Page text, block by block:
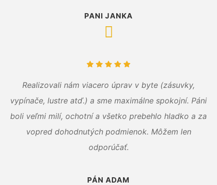
PANI JANKA
Realizovali nám viacero úprav v byte (zásuvky,
vypínače, lustre atď.) a sme maximálne spokojní. Páni
boli veľmi milí, ochotní a všetko prebehlo hladko a za
vopred dohodnutých podmienok. Môžem len
odporúčať.
PÁN ADAM